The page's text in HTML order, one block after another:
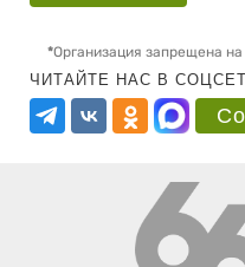
*Организация запрещена
ЧИТАЙТЕ НАС В